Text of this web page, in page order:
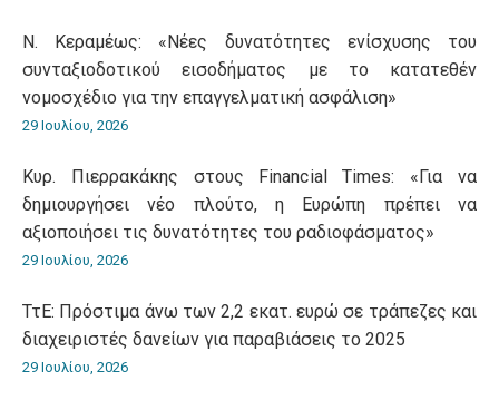
Ν. Κεραμέως: «Νέες δυνατότητες ενίσχυσης του
συνταξιοδοτικού εισοδήματος με το κατατεθέν
νομοσχέδιο για την επαγγελματική ασφάλιση»
29 Ιουλίου, 2026
Κυρ. Πιερρακάκης στους Financial Times: «Για να
δημιουργήσει νέο πλούτο, η Ευρώπη πρέπει να
αξιοποιήσει τις δυνατότητες του ραδιοφάσματος»
29 Ιουλίου, 2026
ΤτΕ: Πρόστιμα άνω των 2,2 εκατ. ευρώ σε τράπεζες και
διαχειριστές δανείων για παραβιάσεις το 2025
29 Ιουλίου, 2026